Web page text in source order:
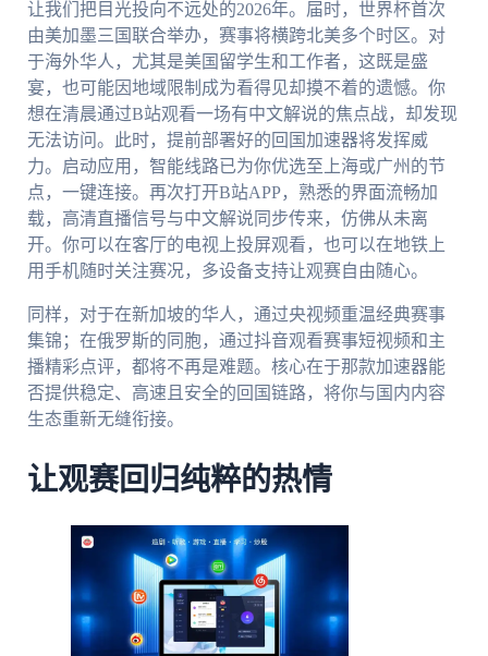
让我们把目光投向不远处的2026年。届时，世界杯首次
由美加墨三国联合举办，赛事将横跨北美多个时区。对
于海外华人，尤其是美国留学生和工作者，这既是盛
宴，也可能因地域限制成为看得见却摸不着的遗憾。你
想在清晨通过B站观看一场有中文解说的焦点战，却发现
无法访问。此时，提前部署好的回国加速器将发挥威
力。启动应用，智能线路已为你优选至上海或广州的节
点，一键连接。再次打开B站APP，熟悉的界面流畅加
载，高清直播信号与中文解说同步传来，仿佛从未离
开。你可以在客厅的电视上投屏观看，也可以在地铁上
用手机随时关注赛况，多设备支持让观赛自由随心。
同样，对于在新加坡的华人，通过央视频重温经典赛事
集锦；在俄罗斯的同胞，通过抖音观看赛事短视频和主
播精彩点评，都将不再是难题。核心在于那款加速器能
否提供稳定、高速且安全的回国链路，将你与国内内容
生态重新无缝衔接。
让观赛回归纯粹的热情